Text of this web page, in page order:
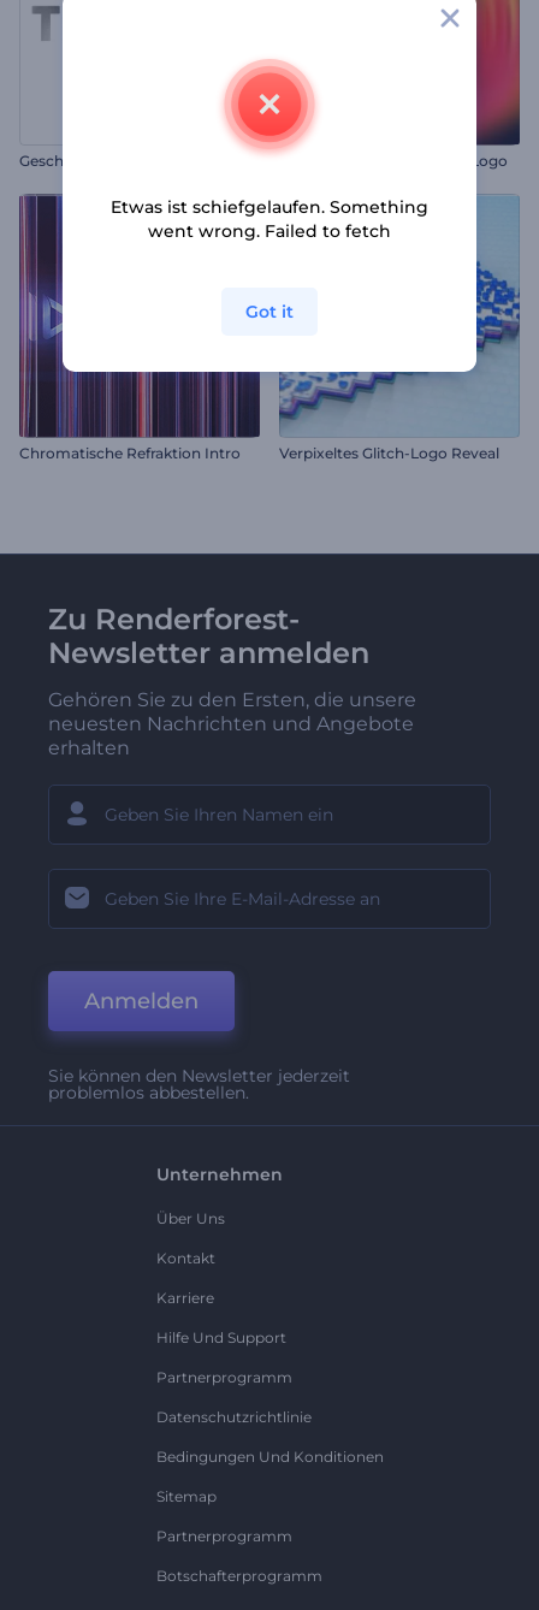
Geschmiedetes Titanium Intro Leuchtendes Retrowellen-Logo
Chromatische Refraktion Intro Verpixeltes Glitch-Logo Reveal
Zu Renderforest-
Newsletter anmelden
Gehören Sie zu den Ersten, die unsere
neuesten Nachrichten und Angebote
erhalten
Anmelden
Sie können den Newsletter jederzeit
problemlos abbestellen.
Unternehmen
Über Uns
Kontakt
Karriere
Hilfe Und Support
Partnerprogramm
Datenschutzrichtlinie
Bedingungen Und Konditionen
Sitemap
Partnerprogramm
Botschafterprogramm
Etwas ist schiefgelaufen. Something
went wrong. Failed to fetch
Got it